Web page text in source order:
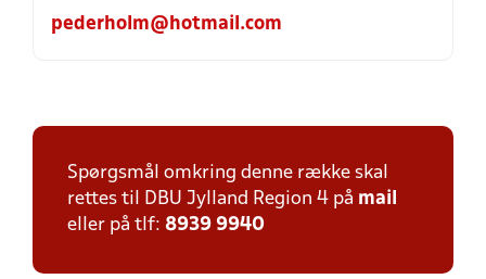
pederholm@hotmail.com
Spørgsmål omkring denne række skal
rettes til DBU Jylland Region 4 på mail
eller på tlf: 8939 9940